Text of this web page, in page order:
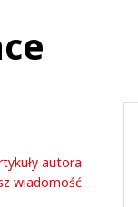
autora
wiadomość